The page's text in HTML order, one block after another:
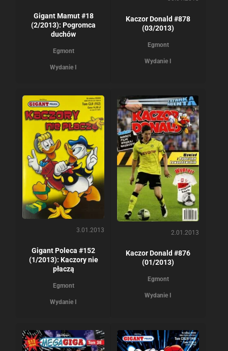
Gigant Mamut #18
(2/2013): Pogromca
duchów
Egmont
Wydanie I
Kaczor Donald #878
(03/2013)
Egmont
Wydanie I
3.01.2013
Gigant Poleca #152
(1/2013): Kaczory nie
płaczą
Egmont
Wydanie I
2.01.2013
Kaczor Donald #876
(01/2013)
Egmont
Wydanie I